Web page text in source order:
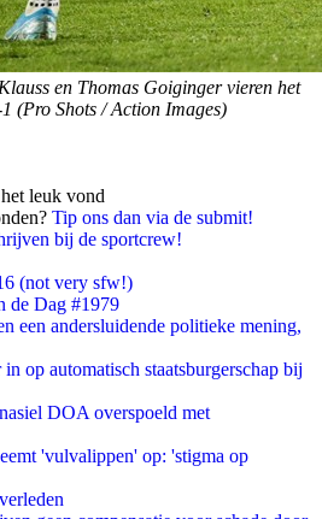
en Thomas Goiginger vieren het
(Pro Shots / Action Images)
leuk vond
Tip ons dan via de submit!
bij de sportcrew!
(not very sfw!)
de Dag #1979
een andersluidende politieke mening,
op automatisch staatsburgerschap bij
DOA overspoeld met
'vulvalippen' op: 'stigma op